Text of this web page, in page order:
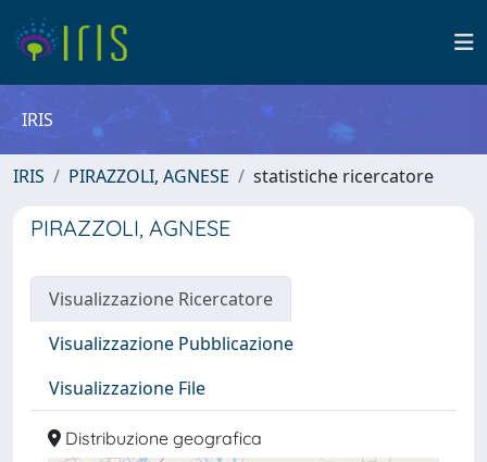
IRIS
IRIS PIRAZZOLI, AGNESE statistiche ricercatore
PIRAZZOLI, AGNESE
Visualizzazione Ricercatore
Visualizzazione Pubblicazione
Visualizzazione File
Distribuzione geografica